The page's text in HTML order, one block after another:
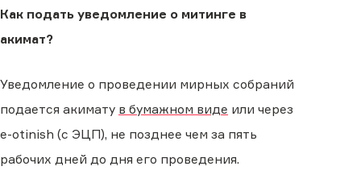
Как подать уведомление о митинге в
акимат?
Уведомление о проведении мирных собраний
подается акимату в бумажном виде или через
e-otinish (с ЭЦП), не позднее чем за пять
рабочих дней до дня его проведения.